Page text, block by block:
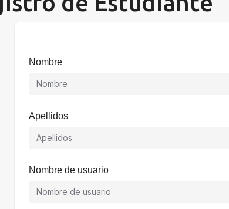
Nombre
Apellidos
Nombre de usuario